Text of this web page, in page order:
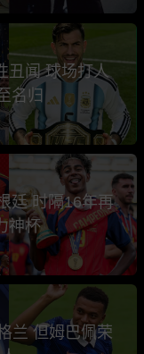
丑闻 球场打人
名归
廷 时隔16年再
神杯
兰 但姆巴佩荣